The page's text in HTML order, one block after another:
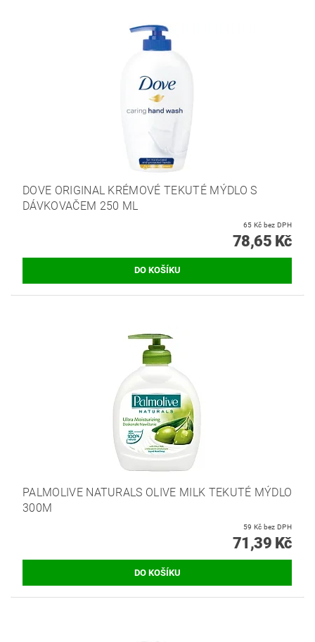
DOVE ORIGINAL KRÉMOVÉ TEKUTÉ MÝDLO S
DÁVKOVAČEM 250 ML
65 Kč bez DPH
78,65 Kč
PALMOLIVE NATURALS OLIVE MILK TEKUTÉ MÝDLO
300M
59 Kč bez DPH
71,39 Kč